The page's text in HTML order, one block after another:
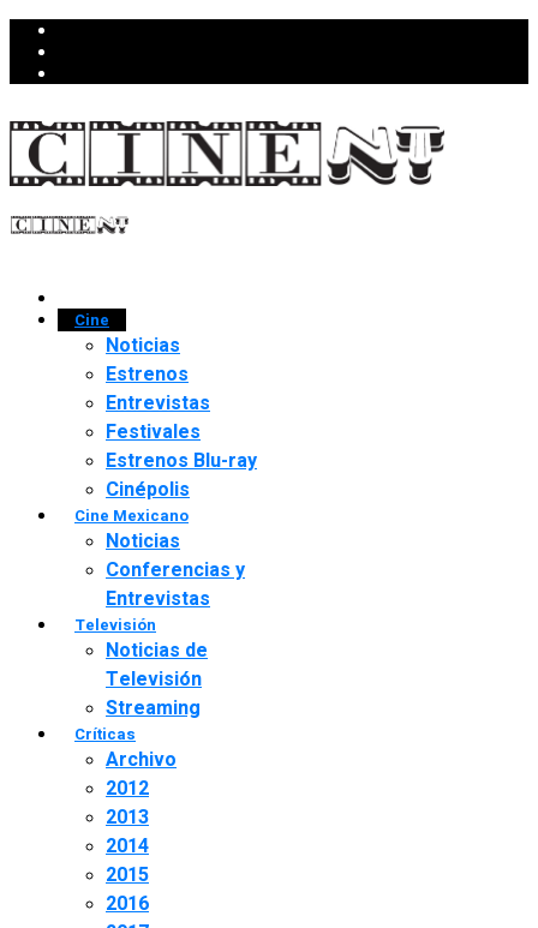
Cine
Noticias
Estrenos
Entrevistas
Festivales
Estrenos Blu-ray
Cinépolis
Cine Mexicano
Noticias
Conferencias y
Entrevistas
Televisión
Noticias de
Televisión
Streaming
Críticas
Archivo
2012
2013
2014
2015
2016